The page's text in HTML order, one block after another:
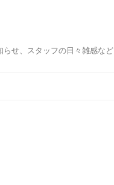
せ、スタッフの日々雑感など